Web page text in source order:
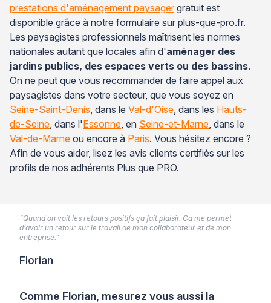
prestations d'aménagement paysager gratuit est
disponible grâce à notre formulaire sur plus-que-pro.fr.
Les paysagistes professionnels maîtrisent les normes
nationales autant que locales afin d'aménager des
jardins publics, des espaces verts ou des bassins.
On ne peut que vous recommander de faire appel aux
paysagistes dans votre secteur, que vous soyez en
Seine-Saint-Denis , dans le Val-d'Oise , dans les Hauts-
de-Seine , dans l'Essonne , en Seine-et-Marne , dans le
Val-de-Marne ou encore à Paris. Vous hésitez encore ?
Afin de vous aider, lisez les avis clients certifiés sur les
profils de nos adhérents Plus que PRO.
Comme Florian, mesurez vous aussi la
“Quand on voit les retours positifs ça fait plaisir. Ca me permet
d’avoir un retour sur le travail de mon collaborateur et de mon
entreprise.”
Florian